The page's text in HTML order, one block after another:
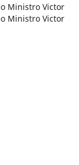
Ministro Victor
Ministro Victor